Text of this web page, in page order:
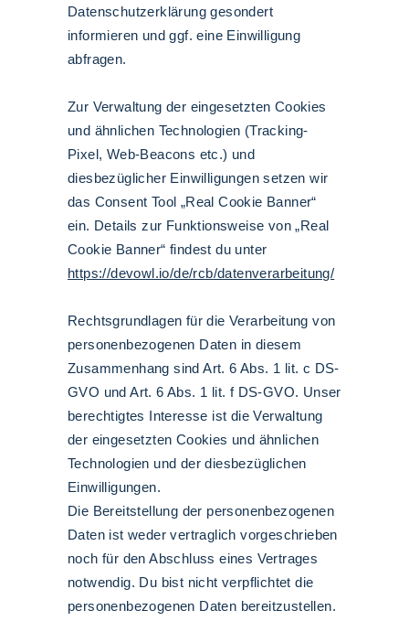
Datenschutzerklärung gesondert
informieren und ggf. eine Einwilligung
abfragen.
Zur Verwaltung der eingesetzten Cookies
und ähnlichen Technologien (Tracking-
Pixel, Web-Beacons etc.) und
diesbezüglicher Einwilligungen setzen wir
das Consent Tool „Real Cookie Banner“
ein. Details zur Funktionsweise von „Real
Cookie Banner“ findest du unter
https://devowl.io/de/rcb/datenverarbeitung/
Rechtsgrundlagen für die Verarbeitung von
personenbezogenen Daten in diesem
Zusammenhang sind Art. 6 Abs. 1 lit. c DS-
GVO und Art. 6 Abs. 1 lit. f DS-GVO. Unser
berechtigtes Interesse ist die Verwaltung
der eingesetzten Cookies und ähnlichen
Technologien und der diesbezüglichen
Einwilligungen.
Die Bereitstellung der personenbezogenen
Daten ist weder vertraglich vorgeschrieben
noch für den Abschluss eines Vertrages
notwendig. Du bist nicht verpflichtet die
personenbezogenen Daten bereitzustellen.